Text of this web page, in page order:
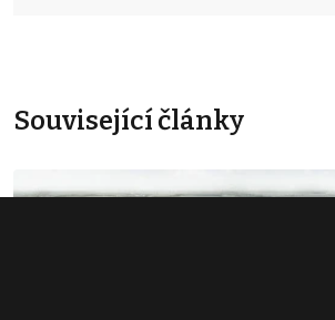
Související články